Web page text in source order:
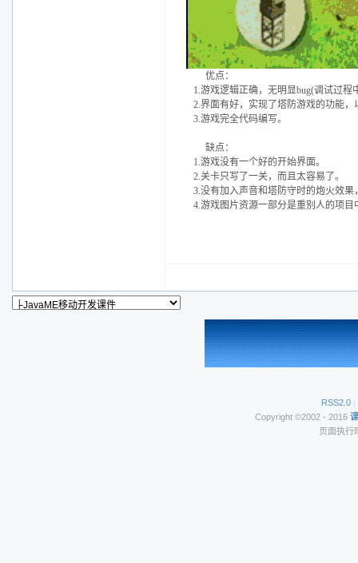
优点：
1.游戏逻辑正确，无明显bug(调试过
2.界面有好，实现了塔防游戏的功能
3.游戏完全代码编写。
缺点：
1.游戏没有一个好的开始界面。
2.关卡只写了一关，而且太容易了。
3.没有加入声音和塔防守时的炮火效
4.游戏图片资源一部分是重别人的项
RSS2.0 |
Copyright ©2002 - 2016
页面执行